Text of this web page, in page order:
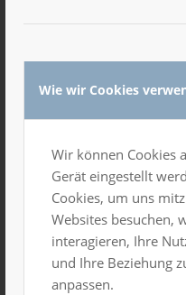
Wie wir Cookies
Wir können Cookies
Gerät eingestellt
Cookies, um uns
Websites besuchen,
interagieren, Ihre
und Ihre Beziehung
anpassen.
SA.